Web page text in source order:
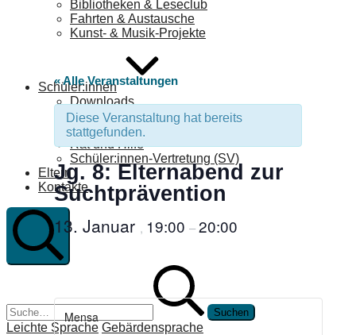
Bibliotheken & Leseclub
Fahrten & Austausche
Kunst- & Musik-Projekte
Schüler:innen
Downloads
FAQ
Lernplattform „itslearning“
Rat und Hilfe
Schüler:innen-Vertretung (SV)
Eltern
Kontakte
Suche
Leichte Sprache Gebärdensprache
« Alle Veranstaltungen
Diese Veranstaltung hat bereits
stattgefunden.
Jg. 8: Elternabend zur
Suchtprävention
13. Januar , 19:00 –20:00
Mensa